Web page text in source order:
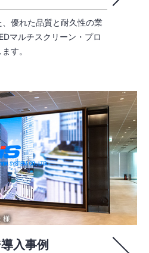
優れた品質と耐久性の業
マルチスクリーン・プロ
す。
入事例